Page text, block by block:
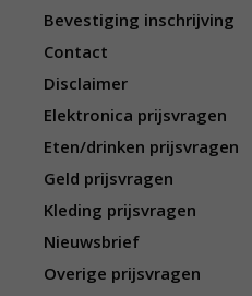
Bevestiging inschrijving
Contact
Disclaimer
Elektronica prijsvragen
Eten/drinken prijsvragen
Geld prijsvragen
Kleding prijsvragen
Nieuwsbrief
Overige prijsvragen